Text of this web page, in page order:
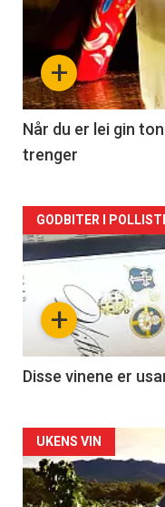
akkurat
nå
-
2
+
Når du er lei gin
trenger
Forsiden
akkurat
nå
3
+
GODBITER I
Disse vinene er
Forsiden
akkurat
UKENS VIN